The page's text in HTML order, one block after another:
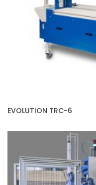
EVOLUTION TRC-6